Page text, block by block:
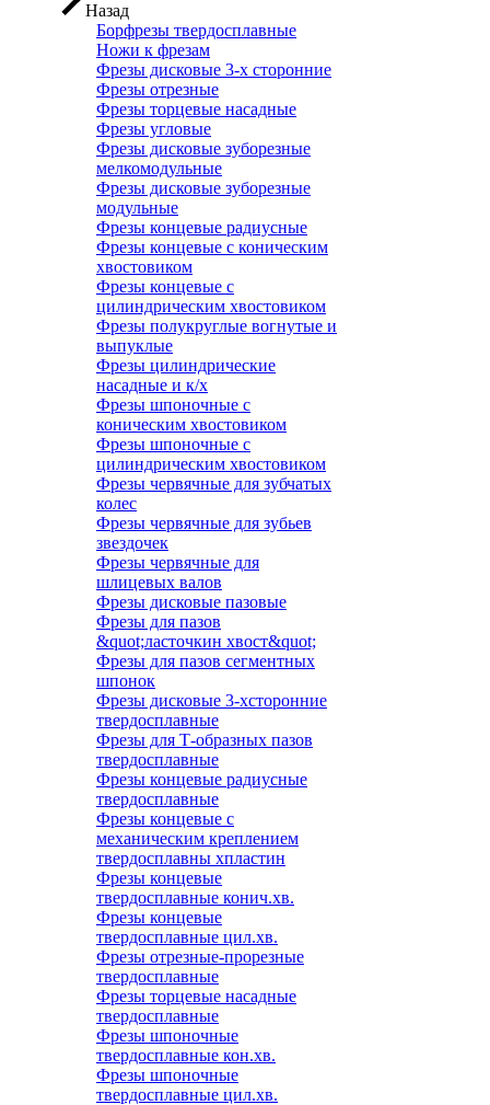
Назад
Борфрезы твердосплавные
Ножи к фрезам
Фрезы дисковые 3-х сторонние
Фрезы отрезные
Фрезы торцевые насадные
Фрезы угловые
Фрезы дисковые зуборезные
мелкомодульные
Фрезы дисковые зуборезные
модульные
Фрезы концевые радиусные
Фрезы концевые с коническим
хвостовиком
Фрезы концевые с
цилиндрическим хвостовиком
Фрезы полукруглые вогнутые и
выпуклые
Фрезы цилиндрические
насадные и к/х
Фрезы шпоночные с
коническим хвостовиком
Фрезы шпоночные с
цилиндрическим хвостовиком
Фрезы червячные для зубчатых
колес
Фрезы червячные для зубьев
звездочек
Фрезы червячные для
шлицевых валов
Фрезы дисковые пазовые
Фрезы для пазов
&quot;ласточкин хвост&quot;
Фрезы для пазов сегментных
шпонок
Фрезы дисковые 3-хсторонние
твердосплавные
Фрезы для Т-образных пазов
твердосплавные
Фрезы концевые радиусные
твердосплавные
Фрезы концевые с
механическим креплением
твердосплавны хпластин
Фрезы концевые
твердосплавные конич.хв.
Фрезы концевые
твердосплавные цил.хв.
Фрезы отрезные-прорезные
твердосплавные
Фрезы торцевые насадные
твердосплавные
Фрезы шпоночные
твердосплавные кон.хв.
Фрезы шпоночные
твердосплавные цил.хв.